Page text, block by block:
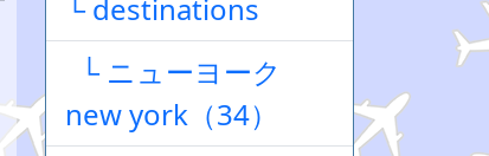
└ destinations
└ ニューヨーク
new york（34）